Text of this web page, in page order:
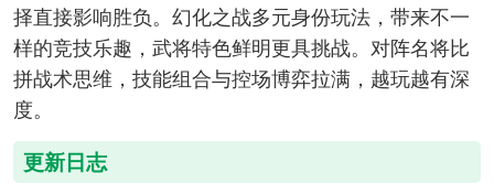
择直接影响胜负。幻化之战多元身份玩法，带来不一
样的竞技乐趣，武将特色鲜明更具挑战。对阵名将比
拼战术思维，技能组合与控场博弈拉满，越玩越有深
度。
更新日志